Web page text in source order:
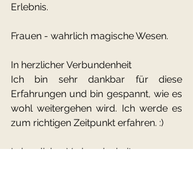
Erlebnis.
Frauen - wahrlich magische Wesen.
In herzlicher Verbundenheit
Ich bin sehr dankbar für diese
Erfahrungen und bin gespannt, wie es
wohl weitergehen wird. Ich werde es
zum richtigen Zeitpunkt erfahren. :)
In herzlicher Verbundenheit